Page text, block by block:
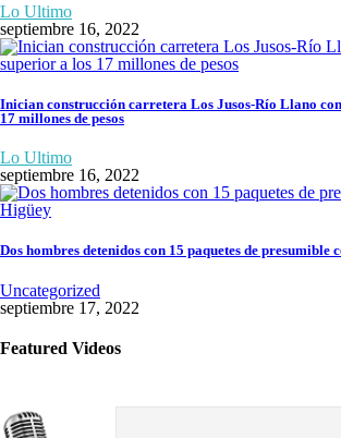
Lo Ultimo
septiembre 16, 2022
Inician construcción carretera Los Jusos-Río Llano
17 millones de pesos
Lo Ultimo
septiembre 16, 2022
Dos hombres detenidos con 15 paquetes de presumible
Uncategorized
septiembre 17, 2022
Featured Videos